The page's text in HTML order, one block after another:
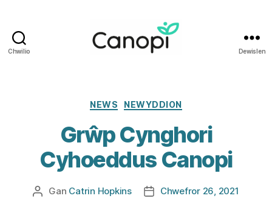
Chwilio
Iechyd
Cymru
Dewislen
Categorïau
NEWS NEWYDDION
Grŵp Cynghori
Cyhoeddus Canopi
Awdur
Gan Catrin Hopkins
Dyddiad
Chwefror 26, 2021